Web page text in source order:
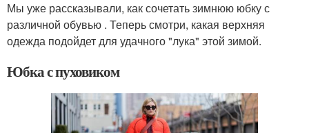
Мы уже рассказывали, как сочетать зимнюю юбку с
различной обувью . Теперь смотри, какая верхняя
одежда подойдет для удачного "лука" этой зимой.
Юбка с пуховиком